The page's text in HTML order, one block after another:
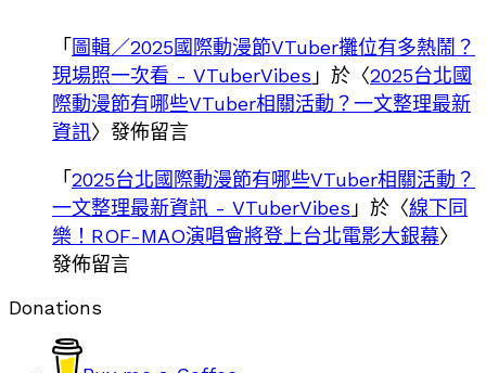
「圖輯／2025國際動漫節VTuber攤位有多熱鬧？
現場照一次看 - VTuberVibes 」於〈2025台北國
際動漫節有哪些VTuber相關活動？一文整理最新
資訊〉發佈留言
「2025台北國際動漫節有哪些VTuber相關活動？
一文整理最新資訊 - VTuberVibes 」於〈線下同
樂！ROF-MAO演唱會將登上台北電影大銀幕〉
發佈留言
Donations